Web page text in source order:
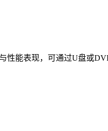
性能表现，可通过U盘或